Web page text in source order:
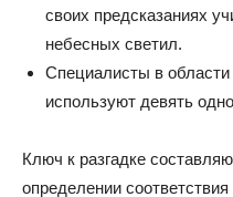
своих предсказаниях
небесных светил.
Специалисты в
используют девять
Ключ к разгадке
определении